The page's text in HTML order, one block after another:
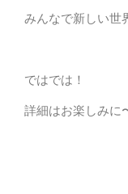
みんなで新しい世
ではでは！
詳細はお楽しみに